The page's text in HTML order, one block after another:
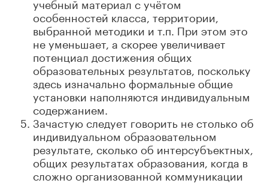
особенностей класса, территории,
выбранной методики и т.п. При этом это
не уменьшает, а скорее увеличивает
потенциал достижения общих
образовательных результатов, поскольку
здесь изначально формальные общие
установки наполняются индивидуальным
содержанием.
Зачастую следует говорить не столько об
индивидуальном образовательном
результате, сколько об интерсубъектных,
общих результатах образования, когда в
сложно организованной коммуникации